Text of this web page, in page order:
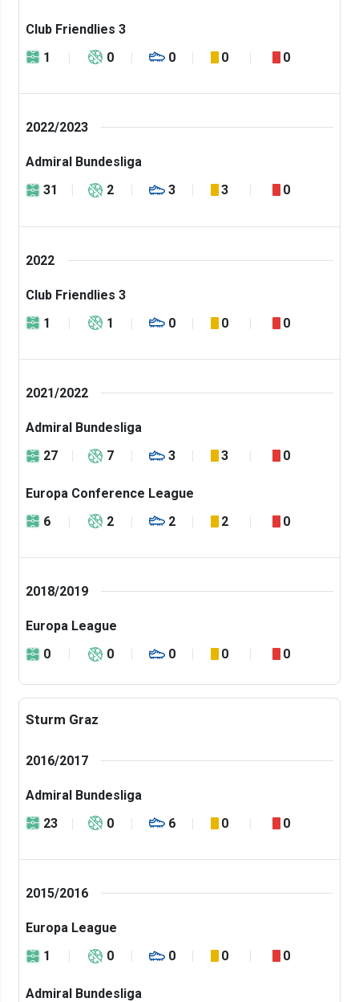
Club Friendlies 3
1
0 0 0 0
2022/2023
Admiral Bundesliga
31
2 3 3 0
2022
Club Friendlies 3
1
1 0 0 0
2021/2022
Admiral Bundesliga
27
7 3 3 0
Europa Conference League
6
2 2 2 0
2018/2019
Europa League
0
0 0 0 0
Sturm Graz
2016/2017
Admiral Bundesliga
23
0 6 0 0
2015/2016
Europa League
1
0 0 0 0
Admiral Bundesliga